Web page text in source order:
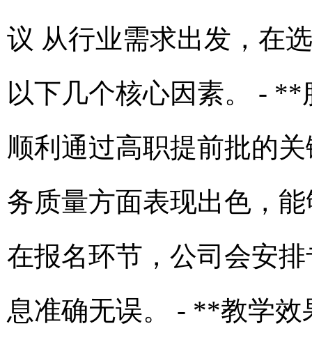
议 从行业需求出发，在
以下几个核心因素。 -
顺利通过高职提前批的
务质量方面表现出色，
在报名环节，公司会安
息准确无误。 - **教学